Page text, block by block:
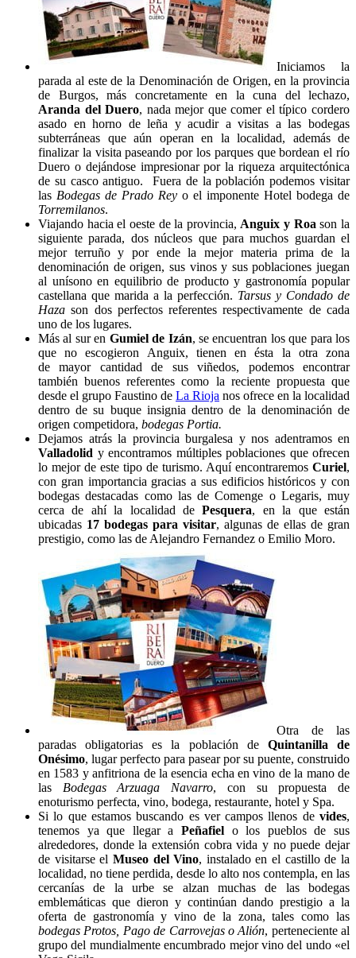
Iniciamos la
parada al este de la Denominación de Origen, en la provincia
de Burgos, más concretamente en la cuna del lechazo,
Aranda del Duero, nada mejor que comer el típico cordero
asado en horno de leña y acudir a visitas a las bodegas
subterráneas que aún operan en la localidad, además de
finalizar la visita paseando por los parques que bordean el río
Duero o dejándose impresionar por la riqueza arquitectónica
de su casco antiguo. Fuera de la población podemos visitar
las Bodegas de Prado Rey o el imponente Hotel bodega de
Torremilanos.
Viajando hacia el oeste de la provincia, Anguix y Roa son la
siguiente parada, dos núcleos que para muchos guardan el
mejor terruño y por ende la mejor materia prima de la
denominación de origen, sus vinos y sus poblaciones juegan
al unísono en equilibrio de producto y gastronomía popular
castellana que marida a la perfección. Tarsus y Condado de
Haza son dos perfectos referentes respectivamente de cada
uno de los lugares.
Más al sur en Gumiel de Izán, se encuentran los que para los
que no escogieron Anguix, tienen en ésta la otra zona
de mayor cantidad de sus viñedos, podemos encontrar
también buenos referentes como la reciente propuesta que
desde el grupo Faustino de La Rioja nos ofrece en la localidad
dentro de su buque insignia dentro de la denominación de
origen competidora, bodegas Portia.
Dejamos atrás la provincia burgalesa y nos adentramos en
Valladolid y encontramos múltiples poblaciones que ofrecen
lo mejor de este tipo de turismo. Aquí encontraremos Curiel,
con gran importancia gracias a sus edificios históricos y con
bodegas destacadas como las de Comenge o Legaris, muy
cerca de ahí la localidad dePesquera, en la que están
ubicadas 17 bodegas para visitar, algunas de ellas de gran
prestigio, como las de Alejandro Fernandez o Emilio Moro.
Otra de las
paradas obligatorias es la población deQuintanilla de
Onésimo, lugar perfecto para pasear por su puente, construido
en 1583 y anfitriona de la esencia echa en vino de la mano de
las Bodegas Arzuaga Navarro, con su propuesta de
enoturismo perfecta, vino, bodega, restaurante, hotel y Spa.
Si lo que estamos buscando es ver campos llenos de vides,
tenemos ya que llegar a Peñafiel o los pueblos de sus
alrededores, donde la extensión cobra vida y no puede dejar
de visitarse el Museo del Vino, instalado en el castillo de la
localidad, no tiene perdida, desde lo alto nos contempla, en las
cercanías de la urbe se alzan muchas de las bodegas
emblemáticas que dieron y continúan dando prestigio a la
oferta de gastronomía y vino de la zona, tales como las
bodegas Protos, Pago de Carrovejas o Alión, perteneciente al
grupo del mundialmente encumbrado mejor vino del undo «el